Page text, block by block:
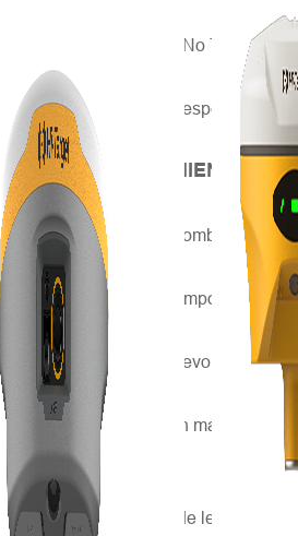
de Superficie No
dos aplicaciones específicas del
Y LEVANTAMIENTO
básico, pero asombroso,
al menos un río importante
y pozos. Con la revolución
el río; se construyen más puertos
nuevas tecnologías de